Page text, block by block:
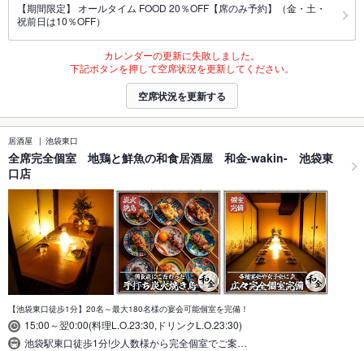
【期間限定】 オールタイム FOOD 20％OFF【席のみ予約】（金・土・
祝前日は10％OFF）
カレンダーの更新に失敗しました。
下記ボタンを押して空席状況を更新してください。
空席状況を更新する
居酒屋 池袋東口
全席完全個室 地鶏と鮮魚の和食居酒屋 和金-wakin- 池袋東
口店
【池袋東口徒歩1分】20名～最大180名様の宴会可能個室を完備！
15:00～翌0:00(料理L.O.23:30,ドリンクL.O.23:30)
池袋駅東口徒歩1分!少人数様から完全個室でご案…